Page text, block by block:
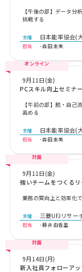
【午後の部】データ分
挑戦する
主催 日本能率協会(
担当 - 森田 圭美
オンライン
9月11日(金)
PCスキル向上セミナ
【午前の部】脱・自己
高める
主催 日本能率協会(
担当 - 森田 圭美
対面
9月11日(金)
強いチームをつくる
業務の質向上と効率化
主催 三菱UFJリサ
担当 - 藤井 由香里
対面
9月14日(月)
新入社員フォローア